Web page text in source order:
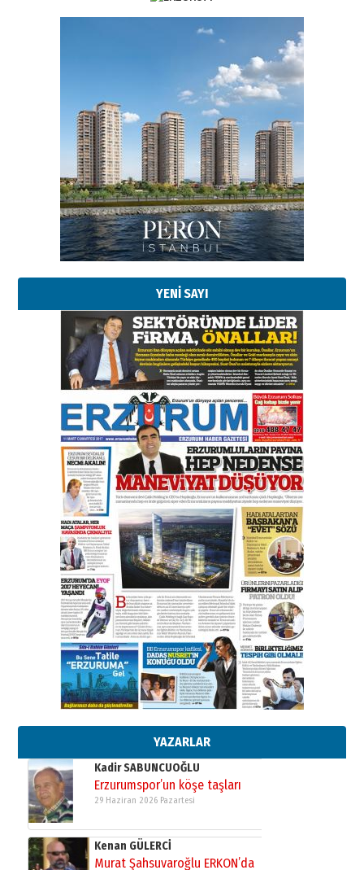
YENİ SAYI
YAZARLAR
Esat BİNDESEN
Başkan Sekmen’den Erzurum’a
bir vizyon proje daha!
02 Ağustos 2026 Pazar
Kadir SABUNCUOĞLU
Erzurumspor’un köşe taşları
29 Haziran 2026 Pazartesi
Kenan GÜLERCİ
Murat Şahsuvaroğlu ERKON’da
çıtayı yukarı taşırken,
yönetimdekiler aşağı
çekmemeli!
17 Şubat 2026 SalıOrhan BOZKURT
Bir fotoğraf, bir şehir, bir
gazeteci… Dizginler kimin
elinde?
31 Mart 2026 Salı
A. Berhan Yılmaz
BİR BÖLÜM DEĞİL, BİR ÖMÜR
SEÇİYORSUNUZ… “NEDEN
ATATÜRK ÜNİVERSİTESİ?”
28 Temmuz 2026 Salı
Ahmet Gökhan YAZICI
Ahmed Yesevi’den bir Alperen…
”Reisimiz” idi… Hakka yürüdü.!
26 Mart 2026 Perşembe
Cem Bakırcı
Ardında bıraktığı hatıralarıyla
gönül adamı Faruk Terzioğlu!
13 Mayıs 2026 Çarşamba
Esat BİNDESEN
Başkan Sekmen’den Erzurum’a
bir vizyon proje daha!
02 Ağustos 2026 Pazar
Kadir SABUNCUOĞLU
Erzurumspor’un köşe taşları
29 Haziran 2026 Pazartesi
Kenan GÜLERCİ
Murat Şahsuvaroğlu ERKON’da